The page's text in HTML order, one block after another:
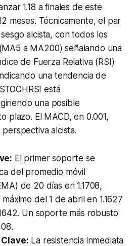
1.18 a finales de este
meses. Técnicamente, el par
alcista, con todos los
a MA200) señalando una
de Fuerza Relativa (RSI)
una tendencia de
está
una posible
plazo. El MACD, en 0.001,
alcista.
El primer soporte se
del promedio móvil
de 20 días en 1.1708,
del 1 de abril en 1.1627
Un soporte más robusto
La resistencia inmediata